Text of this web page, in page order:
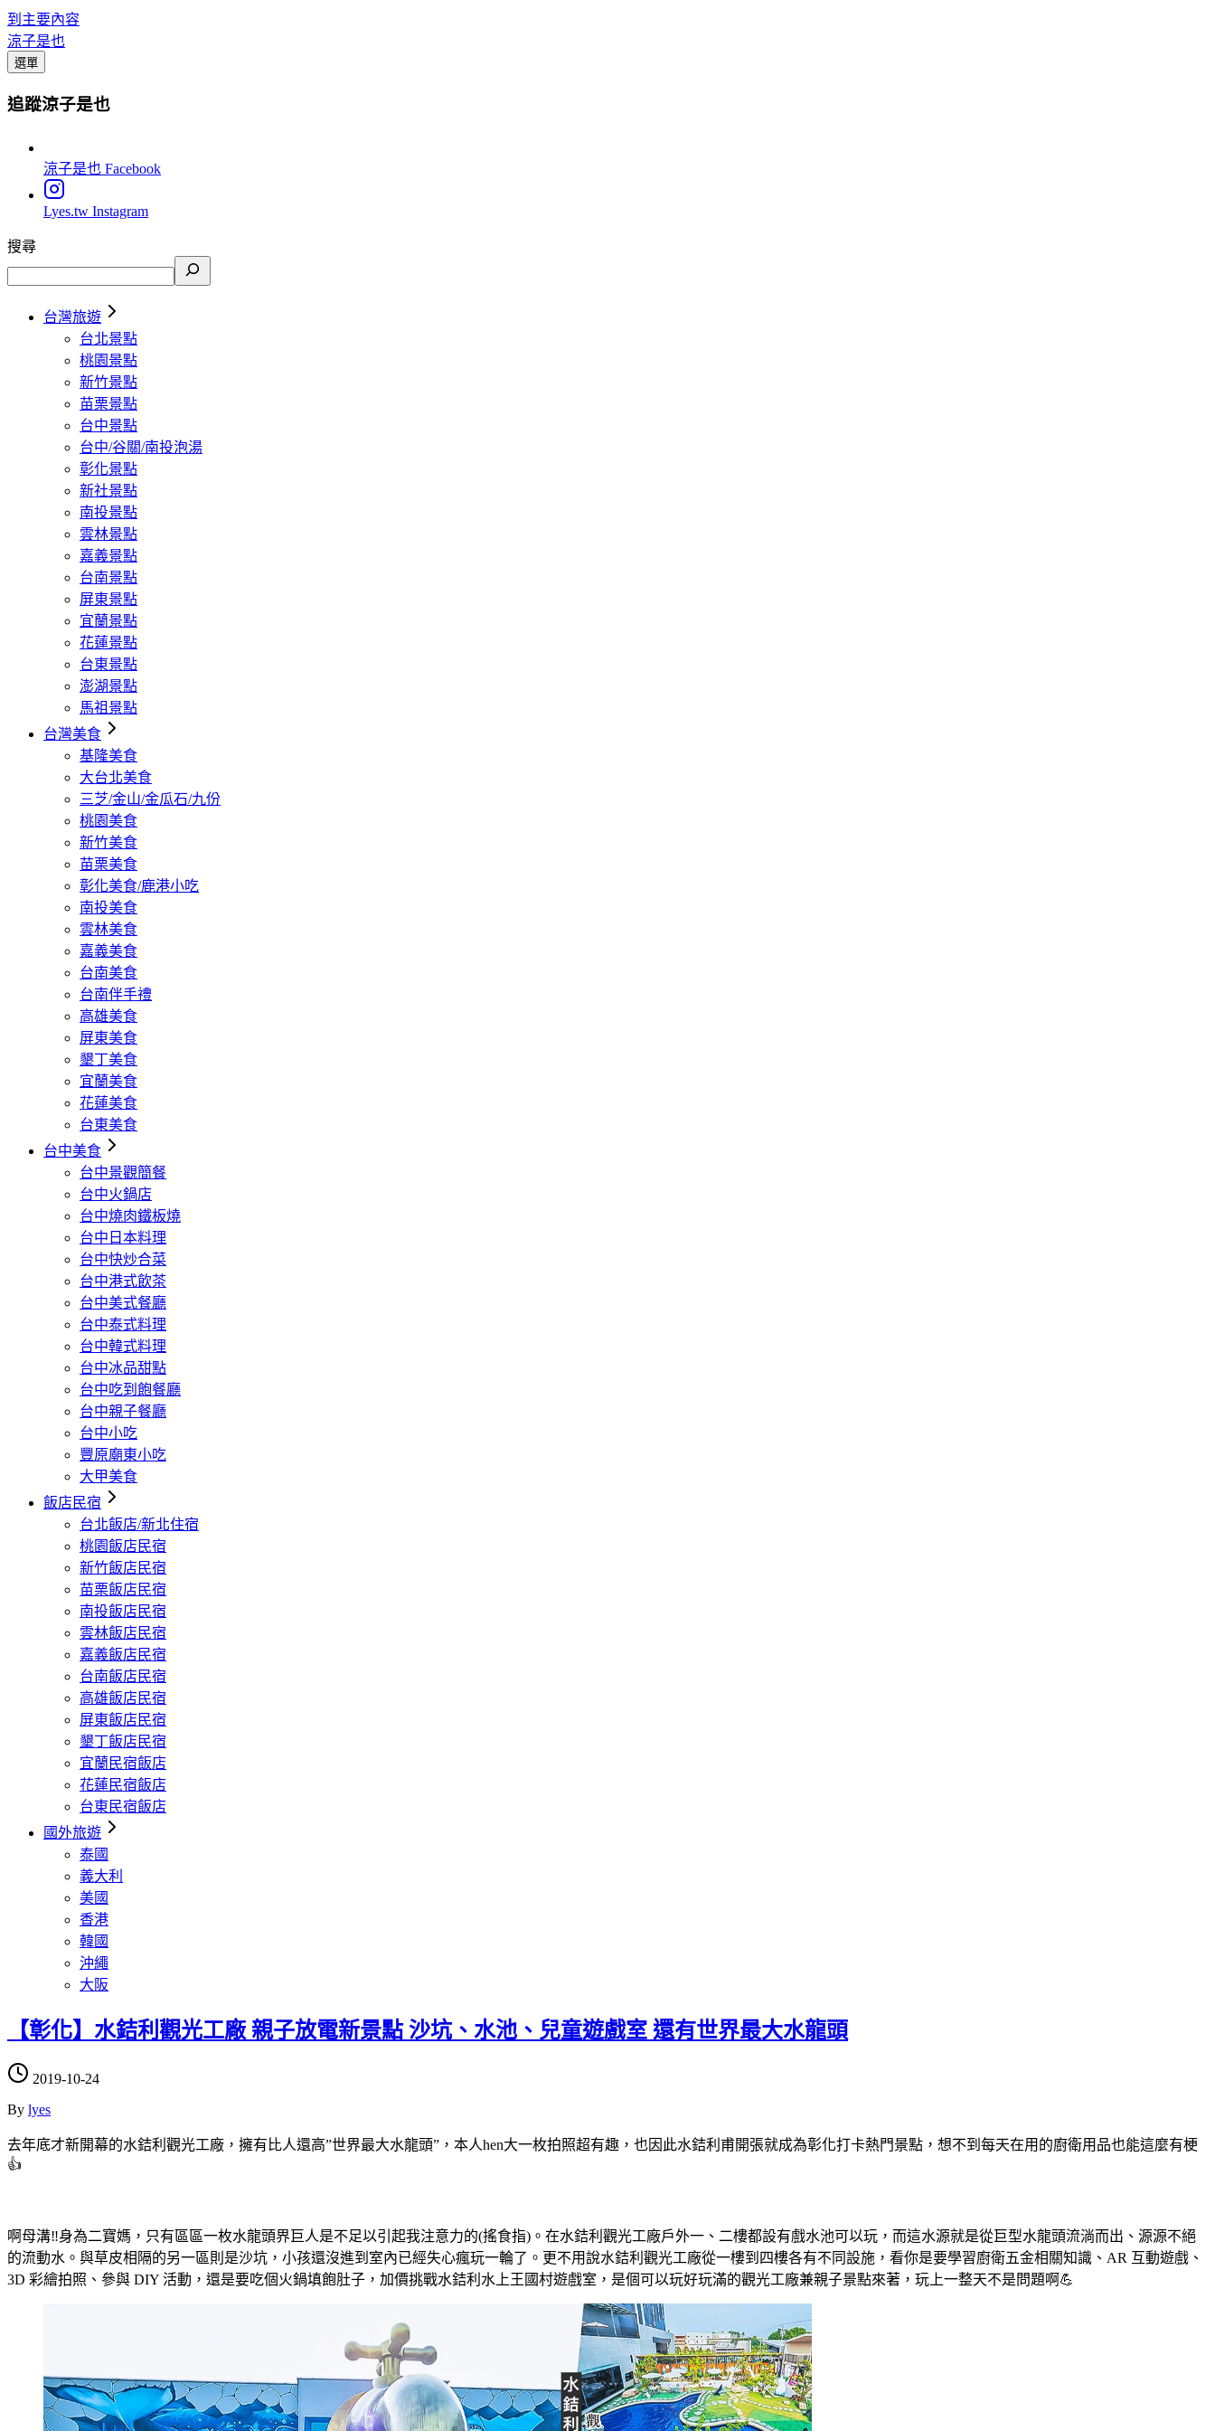
到主要內容
涼子是也
選單
追蹤涼子是也
涼子是也 Facebook
Lyes.tw Instagram
搜尋
台灣旅遊
台北景點
桃園景點
新竹景點
苗栗景點
台中景點
台中/谷關/南投泡湯
彰化景點
新社景點
南投景點
雲林景點
嘉義景點
台南景點
屏東景點
宜蘭景點
花蓮景點
台東景點
澎湖景點
馬祖景點
台灣美食
基隆美食
大台北美食
三芝/金山/金瓜石/九份
桃園美食
新竹美食
苗栗美食
彰化美食/鹿港小吃
南投美食
雲林美食
嘉義美食
台南美食
台南伴手禮
高雄美食
屏東美食
墾丁美食
宜蘭美食
花蓮美食
台東美食
台中美食
台中景觀簡餐
台中火鍋店
台中燒肉鐵板燒
台中日本料理
台中快炒合菜
台中港式飲茶
台中美式餐廳
台中泰式料理
台中韓式料理
台中冰品甜點
台中吃到飽餐廳
台中親子餐廳
台中小吃
豐原廟東小吃
大甲美食
飯店民宿
台北飯店/新北住宿
桃園飯店民宿
新竹飯店民宿
苗栗飯店民宿
南投飯店民宿
雲林飯店民宿
嘉義飯店民宿
台南飯店民宿
高雄飯店民宿
屏東飯店民宿
墾丁飯店民宿
宜蘭民宿飯店
花蓮民宿飯店
台東民宿飯店
國外旅遊
泰國
義大利
美國
香港
韓國
沖繩
大阪
【彰化】水銡利觀光工廠 親子放電新景點 沙坑、水池、兒童遊戲室 還有世界最大水龍頭
2019-10-24
By lyes
去年底才新開幕的水銡利觀光工廠，擁有比人還高”世界最大水龍頭”，本人hen大一枚拍照超有趣，也因此水銡利甫開張就成為彰化打卡熱門景點，想不到每天在用的廚衛用品也能這麼有梗
👍
啊母溝‼️身為二寶媽，只有區區一枚水龍頭界巨人是不足以引起我注意力的(搖食指)。在水銡利觀光工廠戶外一、二樓都設有戲水池可以玩，而這水源就是從巨型水龍頭流淌而出、源源不絕
的流動水。與草皮相隔的另一區則是沙坑，小孩還沒進到室內已經失心瘋玩一輪了。更不用說水銡利觀光工廠從一樓到四樓各有不同設施，看你是要學習廚衛五金相關知識、AR 互動遊戲、
3D 彩繪拍照、參與 DIY 活動，還是要吃個火鍋填飽肚子，加價挑戰水銡利水上王國村遊戲室，是個可以玩好玩滿的觀光工廠兼親子景點來著，玩上一整天不是問題啊💪